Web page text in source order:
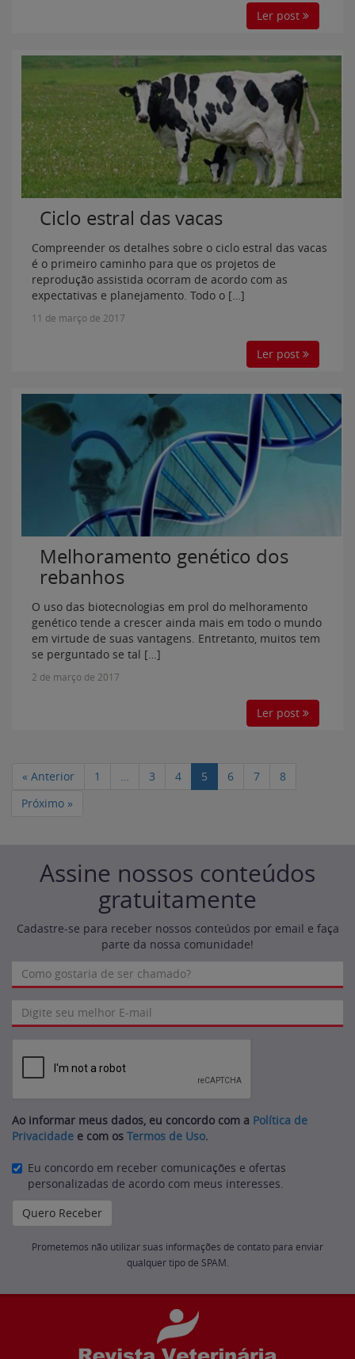
Ler post
Ciclo estral das vacas
Compreender os detalhes sobre o ciclo estral das vacas
é o primeiro caminho para que os projetos de
reprodução assistida ocorram de acordo com as
expectativas e planejamento. Todo o […]
11 de março de 2017
Ler post
Melhoramento genético dos
rebanhos
O uso das biotecnologias em prol do melhoramento
genético tende a crescer ainda mais em todo o mundo
em virtude de suas vantagens. Entretanto, muitos tem
se perguntado se tal […]
2 de março de 2017
Ler post
« Anterior 1 3 4 5 6 7
8
Próximo »
Assine nossos conteúdos
gratuitamente
Cadastre-se para receber nossos conteúdos por email e faça
parte da nossa comunidade!
Ao informar meus dados, eu concordo com a Política de
Privacidade e com os Termos de Uso.
Eu concordo em receber comunicações e ofertas
personalizadas de acordo com meus interesses.
Prometemos não utilizar suas informações de contato para enviar
qualquer tipo de SPAM.